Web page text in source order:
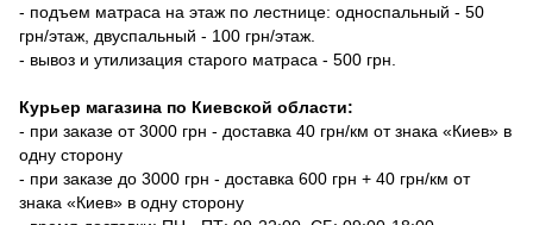
- подъем матраса на этаж по лестнице: односпальный - 50
грн/этаж, двуспальный - 100 грн/этаж.
- вывоз и утилизация старого матраса - 500 грн.
Курьер магазина по Киевской области:
- при заказе от 3000 грн - доставка 40 грн/км от знака «Киев» в
одну сторону
- при заказе до 3000 грн - доставка 600 грн + 40 грн/км от
знака «Киев» в одну сторону